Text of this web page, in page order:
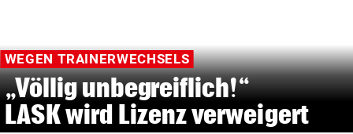
WEGEN TRAINERWECHSELS
„Völlig unbegreiflich!“
LASK wird Lizenz verweigert